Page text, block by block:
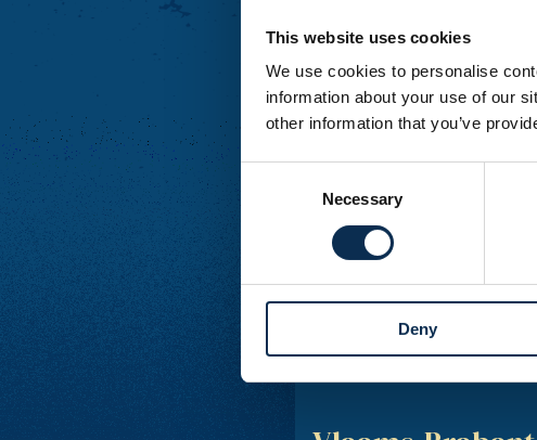
This website uses cookies
We use cookies to personalise
information about your use of our
other information that you’ve
Necessary
Deny
Waals-Brabant
Namen